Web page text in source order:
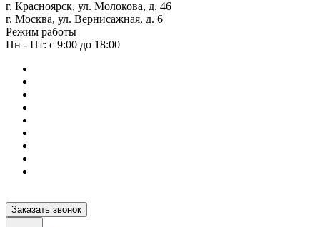
г. Красноярск, ул. Молокова, д. 46
г. Москва, ул. Вернисажная, д. 6
Режим работы
Пн - Пт: с 9:00 до 18:00
Заказать звонок